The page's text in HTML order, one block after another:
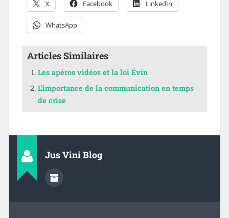
X Facebook LinkedIn
WhatsApp
Articles Similaires
Les apéros vidéos et la loi Évin
L’importance de la communication en temps
de crise
Jus Vini Blog